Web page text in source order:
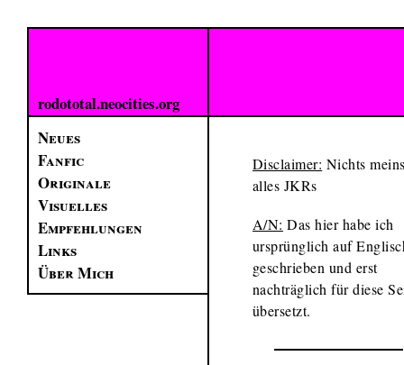
rodototal.neocities.org
Neues
Fanfic
Originale
Visuelles
Empfehlungen
Links
Über Mich
Disclaimer: Nichts
alles JKRs
A/N: Das hier habe ich
ursprünglich auf
geschrieben und erst
nachträglich für diese
übersetzt.